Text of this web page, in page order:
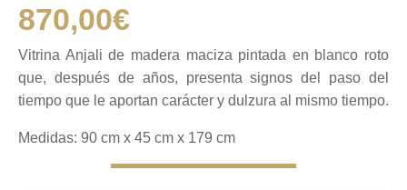
870,00€
Vitrina Anjali de madera maciza pintada en blanco roto
que, después de años, presenta signos del paso del
tiempo que le aportan carácter y dulzura al mismo tiempo.
Medidas: 90 cm x 45 cm x 179 cm